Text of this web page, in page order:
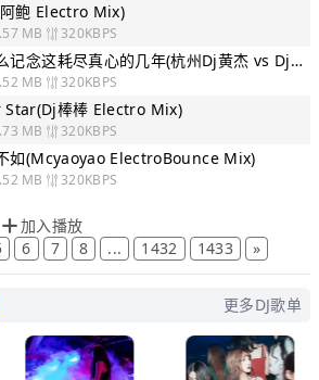
鲍 Electro Mix)
MB 320KBPS
邵金刚 拿什么记念这耗尽真心的几年(杭州Dj黄杰 vs DjAzGe Electro Mix)
MB 320KBPS
Star(Dj棒棒 Electro Mix)
MB 320KBPS
如(Mcyaoyao ElectroBounce Mix)
MB 320KBPS
加入播放
6 7 8 ... 1432 1433 »
更多DJ歌单